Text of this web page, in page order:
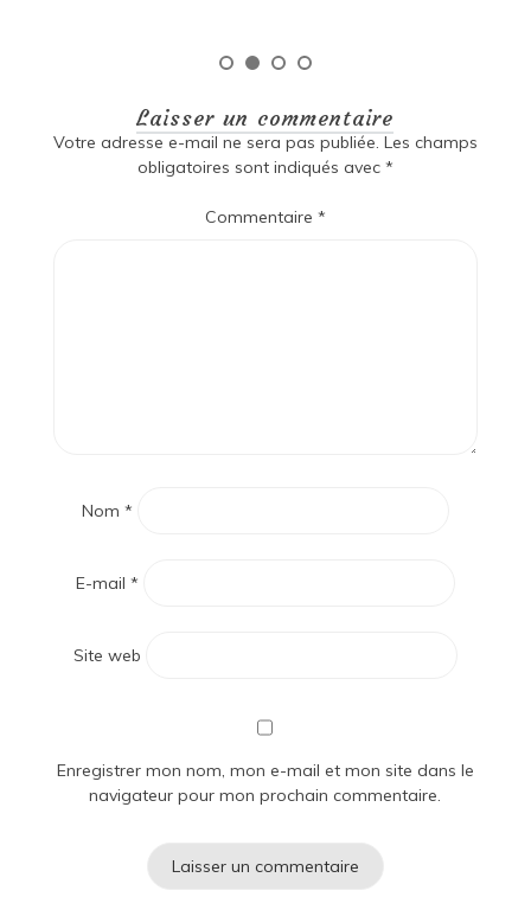
Laisser un commentaire
Votre adresse e-mail ne sera pas publiée. Les champs
obligatoires sont indiqués avec *
Commentaire *
Nom *
E-mail *
Site web
Enregistrer mon nom, mon e-mail et mon site dans le
navigateur pour mon prochain commentaire.